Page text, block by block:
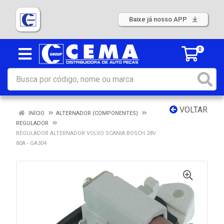
Baixe já nosso APP
0
VOLTAR
INÍCIO
ALTERNADOR (COMPONENTES)
REGULADOR
REGULADOR ALTERNADOR VOLVO SCANIA BOSCH 28V
80A - GA304